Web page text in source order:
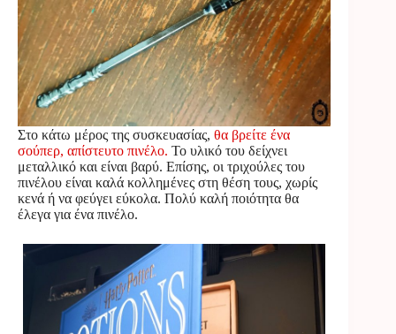
Στο κάτω μέρος της συσκευασίας, θα βρείτε ένα
σούπερ, απίστευτο πινέλο. Το υλικό του δείχνει
μεταλλικό και είναι βαρύ. Επίσης, οι τριχούλες του
πινέλου είναι καλά κολλημένες στη θέση τους, χωρίς
κενά ή να φεύγει εύκολα. Πολύ καλή ποιότητα θα
έλεγα για ένα πινέλο.